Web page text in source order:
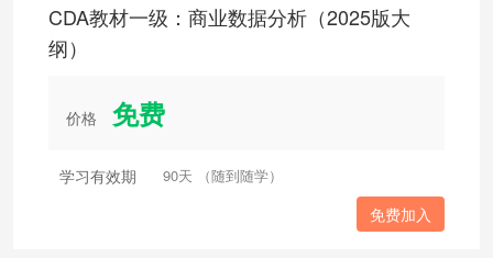
CDA教材一级：商业数据分析（2025版大
纲）
价格 免费
学习有效期 90天 （随到随学）
免费加入